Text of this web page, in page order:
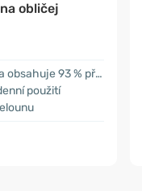
obličej
93 % přírodních složek
použití